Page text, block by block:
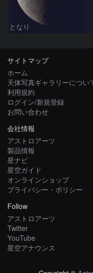
となり
サイトマップ
ホーム
天体写真ギャラリーについ
利用規約
ログイン/新規登録
お問い合わせ
会社情報
アストロアーツ
製品情報
星ナビ
星空ガイド
オンラインショップ
プライバシー・ポリシー
Follow
アストロアーツ
Twitter
YouTube
星空アナウンス